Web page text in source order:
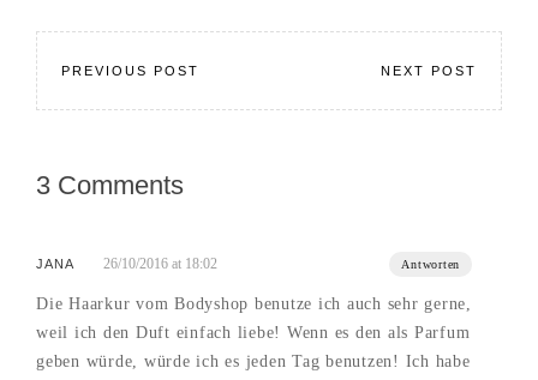
PREVIOUS POST NEXT POST
3 Comments
JANA 26/10/2016 at 18:02 Antworten
Die Haarkur vom Bodyshop benutze ich auch sehr gerne,
weil ich den Duft einfach liebe! Wenn es den als Parfum
geben würde, würde ich es jeden Tag benutzen! Ich habe